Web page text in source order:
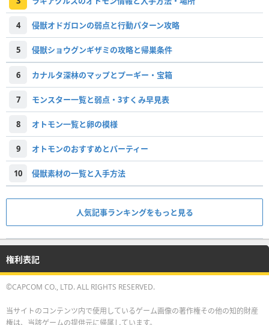
4 侵獣オドガロンの弱点と行動パターン攻略
5 侵獣ショウグンギザミの攻略と帰巣条件
6 カナルタ深林のマップとプーギー・宝箱
7 モンスター一覧と弱点・3すくみ早見表
8 オトモン一覧と卵の模様
9 オトモンのおすすめとパーティー
10 侵獣素材の一覧と入手方法
人気記事ランキングをもっと見る
権利表記
©CAPCOM CO., LTD. ALL RIGHTS RESERVED.
当サイトのコンテンツ内で使用しているゲーム画像の著作権その他の知的財産
権は、当該ゲームの提供元に帰属しています。